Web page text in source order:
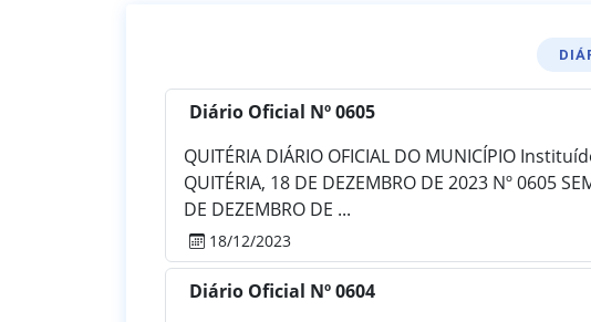
Diário Oficial Nº 0605
QUITÉRIA DIÁRIO OFICIAL DO MUNICÍPIO
QUITÉRIA, 18 DE DEZEMBRO DE 2023 Nº 0605
DE DEZEMBRO DE ...
18/12/2023
Diário Oficial Nº 0604